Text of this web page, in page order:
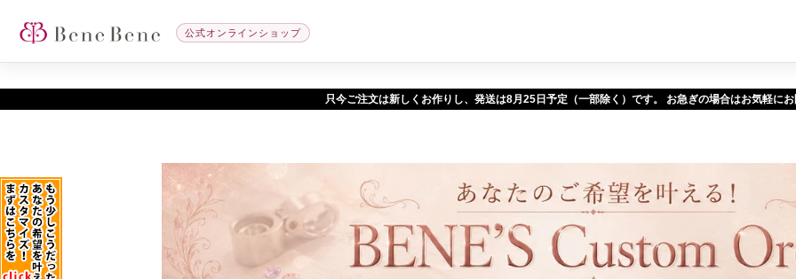
只今ご注文は新しくお作りし、発送は 予定（一部除く）です。 お急ぎの場合はお気軽に
公式オンラインショップ